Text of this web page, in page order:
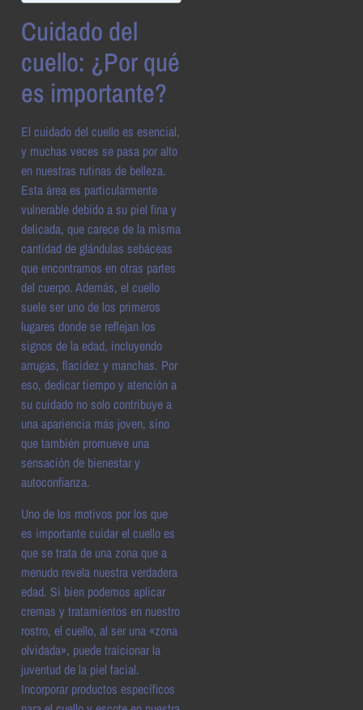
Cuidado del
cuello: ¿Por qué
es importante?
El cuidado del cuello es esencial,
y muchas veces se pasa por alto
en nuestras rutinas de belleza.
Esta área es particularmente
vulnerable debido a su piel fina y
delicada, que carece de la misma
cantidad de glándulas sebáceas
que encontramos en otras partes
del cuerpo. Además, el cuello
suele ser uno de los primeros
lugares donde se reflejan los
signos de la edad, incluyendo
arrugas, flacidez y manchas. Por
eso, dedicar tiempo y atención a
su cuidado no solo contribuye a
una apariencia más joven, sino
que también promueve una
sensación de bienestar y
autoconfianza.
Uno de los motivos por los que
es importante cuidar el cuello es
que se trata de una zona que a
menudo revela nuestra verdadera
edad. Si bien podemos aplicar
cremas y tratamientos en nuestro
rostro, el cuello, al ser una «zona
olvidada», puede traicionar la
juventud de la piel facial.
Incorporar productos específicos